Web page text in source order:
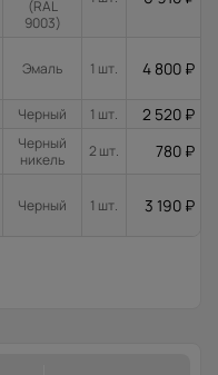
(RAL
9003)
Эмаль 1 шт. 4 800 ₽
Черный 1 шт. 2 520 ₽
Черный
никель
2 шт. 780 ₽
Черный 1 шт. 3 190 ₽